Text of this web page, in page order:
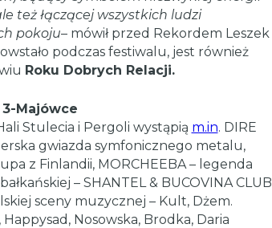
też łączącej wszystkich ludzi
pokoju– mówił przed Rekordem Leszek
podczas festiwalu, jest również
Roku Dobrych Relacji.
Majówce
Stulecia i Pergoli wystąpią m.in. DIRE
gwiazda symfonicznego metalu,
z Finlandii, MORCHEEBA – legenda
– SHANTEL & BUCOVINA CLUB
sceny muzycznej – Kult, Dżem.
Nosowska, Brodka, Daria